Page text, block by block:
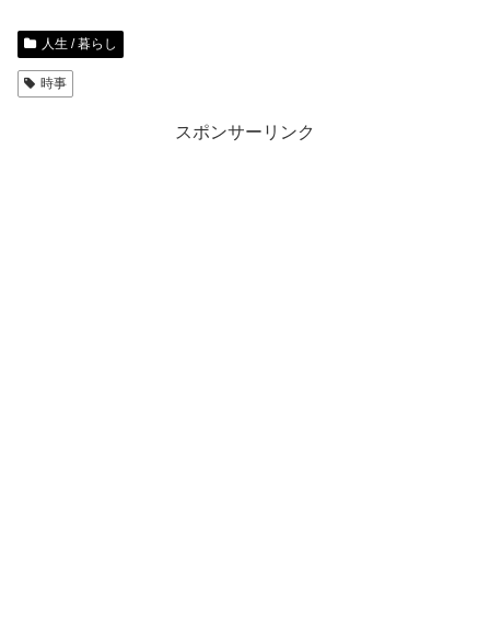
人生 / 暮らし
時事
スポンサーリンク